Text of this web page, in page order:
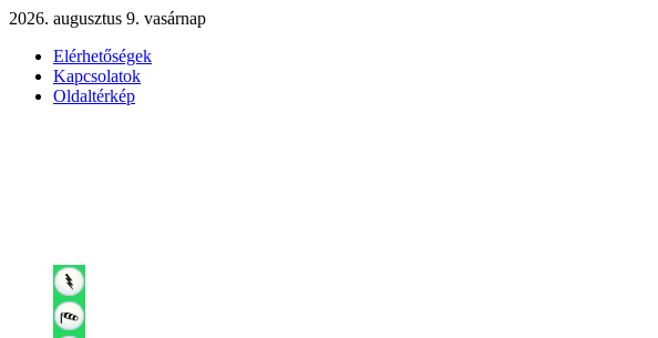
2026. augusztus 9. vasárnap
Elérhetőségek
Kapcsolatok
Oldaltérkép